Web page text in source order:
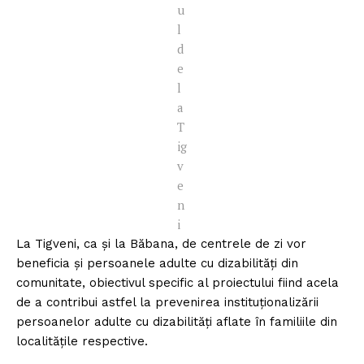
u
l
d
e
l
a
T
ig
v
e
n
i
La Tigveni, ca și la Băbana, de centrele de zi vor
beneficia și persoanele adulte cu dizabilități din
comunitate, obiectivul specific al proiectului fiind acela
de a contribui astfel la prevenirea instituționalizării
persoanelor adulte cu dizabilități aflate în familiile din
localitățile respective.